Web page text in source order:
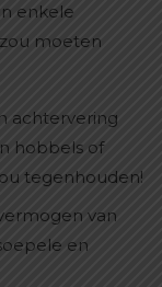
enkele
moeten
achtervering
hobbels of
tegenhouden!
van
en